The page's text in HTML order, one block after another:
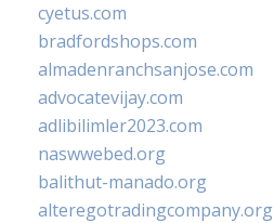
cyetus.com
bradfordshops.com
almadenranchsanjose.com
advocatevijay.com
adlibilimler2023.com
naswwebed.org
balithut-manado.org
alteregotradingcompany.org